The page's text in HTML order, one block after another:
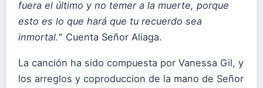
fuera el último y no temer a la muerte, porque
esto es lo que hará que tu recuerdo sea
inmortal." Cuenta Señor Aliaga.
La canción ha sido compuesta por Vanessa Gil, y
los arreglos y coproduccion de la mano de Señor